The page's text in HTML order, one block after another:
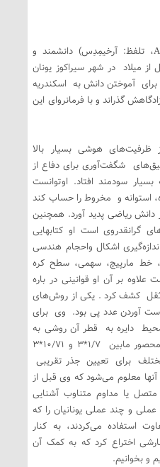
اَرَشمیدُس (به یونانی: Αρχιμηδης، تلفظ: آرخیمِدِس) دانشمند و
یونانی در سال ۲۱۲ قبل از میلاد در شهر سیراکوز یونان
آموختن دانش به اسکندریه
گذراند و با فرمانروای این
ظرفیت‌های هوشی بسیار بالا
شگفت‌آوری برای دفاع از
سودمند افتاد. اوتوانست
و مخروط را حساب کند
دانش ریاضی پدید آورد. همچنین
گرانقدروی است او کتابهایی
اشکال واحجام هندسی
خط مارپیچ، سهمی، سطح کره
بر آن او قوانینی در باره
کشف کرد . یکی از روش‌های
آوردن عدد پی بود. وی برای
دایره به قطر آن روشی به
دست آورد و ثابت کرد که عدد محصور مابین ۱/۷*۳ و ۱۰/۷۱*۳
برای تعیین جذر تقریبی
معلوم می‌شود که وی قبل از
یا مداوم متناوب آشنایی
و چند عملی یونانیان را که
استفاده می‌‌کردند، به کنار
اختراع کرد که به کمک آن
و بخوانیم.